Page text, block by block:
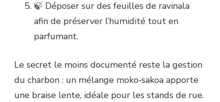
🍃 Déposer sur des feuilles de ravinala
afin de préserver l’humidité tout en
parfumant.
Le secret le moins documenté reste la gestion
du charbon : un mélange moko‐sakoa apporte
une braise lente, idéale pour les stands de rue.